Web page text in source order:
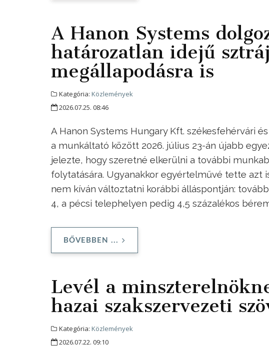
A Hanon Systems
határozatlan idejű
megállapodásra is
Kategória: Közlemények
2026.07.25. 08:46
A Hanon Systems Hungary Kft. székesfehérvári
a munkáltató között 2026. július 23-án újabb
jelezte, hogy szeretné elkerülni a további
folytatására. Ugyanakkor egyértelművé tette azt
nem kíván változtatni korábbi álláspontján:
4, a pécsi telephelyen pedig 4,5 százalékos
BŐVEBBEN ...
Levél a
hazai szakszervezeti
Kategória: Közlemények
2026.07.22. 09:10